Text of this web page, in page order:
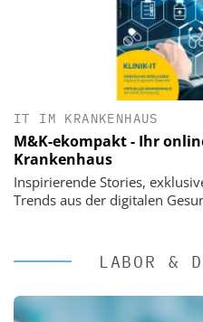
IT IM KRANKENHAUS
M&K-ekompakt - Ihr
Krankenhaus
Inspirierende Stories,
Trends aus der digitalen
LABOR &